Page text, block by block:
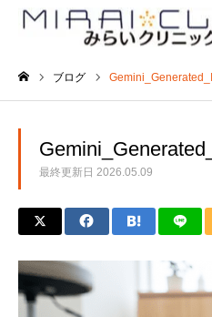
ブログ
最終更新日 2026.05.09